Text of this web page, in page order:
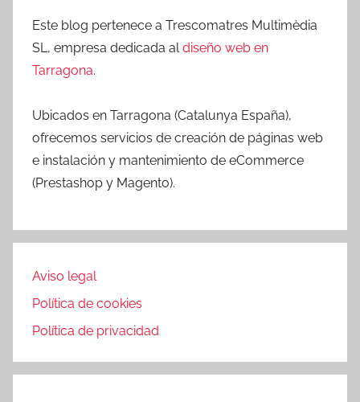
Este blog pertenece a Trescomatres Multimèdia
SL, empresa dedicada aldiseño web en
Tarragona.
Ubicados en Tarragona (Catalunya España),
ofrecemos servicios de creación de páginas web
e instalación y mantenimiento de eCommerce
(Prestashop y Magento).
Aviso legal
Política de cookies
Política de privacidad